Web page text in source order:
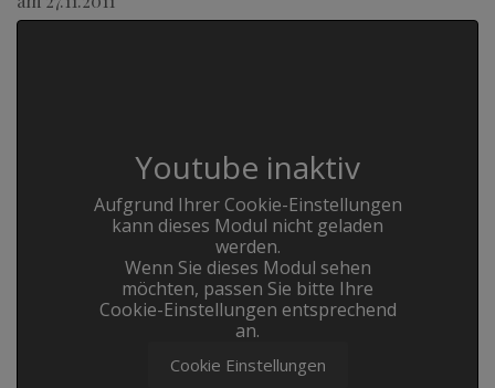
Youtube inaktiv
Aufgrund Ihrer Cookie-Einstellungen
kann dieses Modul nicht geladen
werden.
Wenn Sie dieses Modul sehen
möchten, passen Sie bitte Ihre
Cookie-Einstellungen entsprechend
an.
Cookie Einstellungen